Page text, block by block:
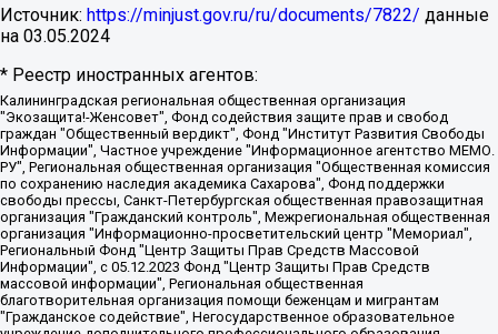
Источник: https://minjust.gov.ru/ru/documents/7822/ данные
на 03.05.2024
* Реестр иностранных агентов:
Калининградская региональная общественная организация "Экозащита!-Женсовет", Фонд содействия защите прав и свобод граждан "Общественный вердикт", Фонд "Институт Развития Свободы Информации", Частное учреждение "Информационное агентство МЕМО. РУ", Региональная общественная организация "Общественная комиссия по сохранению наследия академика Сахарова", Фонд поддержки свободы прессы, Санкт-Петербургская общественная правозащитная организация "Гражданский контроль", Межрегиональная общественная организация "Информационно-просветительский центр "Мемориал", Региональный Фонд "Центр Защиты Прав Средств Массовой Информации", с 05.12.2023 Фонд "Центр Защиты Прав Средств массовой информации", Региональная общественная благотворительная организация помощи беженцам и мигрантам "Гражданское содействие", Негосударственное образовательное учреждение дополнительного профессионального образования (повышение квалификации) специалистов "АКАДЕМИЯ ПО ПРАВАМ ЧЕЛОВЕКА", Свердловская региональная общественная организация "Сутяжник", Автономная некоммерческая организация "Центр независимых социологических исследований", Союз общественных объединений "Российский исследовательский центр по правам человека", Региональное общественное учреждение научно-информационный центр "МЕМОРИАЛ", Некоммерческая организация "Фонд защиты гласности", Автономная некоммерческая организация "Институт прав человека", Городская общественная организация "Екатеринбургское общество "МЕМОРИАЛ", Городская общественная организация "Рязанское историко-просветительское и правозащитное общество "Мемориал" (Рязанский Мемориал), Челябинский региональный орган общественной самодеятельности – женское общественное объединение "Женщины Евразии", Челябинский региональный орган общественной самодеятельности "Уральская правозащитная группа", Фонд содействия защите здоровья и социальной справедливости имени Андрея Рылькова, Автономная Некоммерческая Организация "Аналитический Центр Юрия Левады", Автономная некоммерческая организация социальной поддержки населения "Проект Апрель", Региональная общественная организация помощи женщинам и детям, находящимся в кризисной ситуации "Информационно-методический центр "Анна", Фонд содействия развитию массовых коммуникаций и правовому просвещению "Так-так-Так", Фонд содействия устойчивому развитию "Серебряная тайга", Свердловский региональный общественный фонд социальных проектов "Новое время", "Idel.Реалии", Кавказ.Реалии, Крым.Реалии, Телеканал Настоящее Время, Татаро-башкирская служба Радио Свобода (Azatliq Radiosi), Радио Свободная Европа/Радио Свобода (PCE/PC), "Сибирь.Реалии", "Фактограф", Благотворительный фонд помощи осужденным и их семьям, Автономная некоммерческая организация "Институт глобализации и социальных движений", Фонд "В защиту прав заключенных", Частное учреждение "Центр поддержки и содействия развитию средств массовой информации", Пензенский региональный общественный благотворительный фонд "Гражданский союз", "Север.Реалии", Некоммерческая организация Фонд "Правовая инициатива", Общество с ограниченной ответственностью "Радио Свободная Европа/Радио Свобода", Чешское информационное агентство "MEDIUM-ORIENT", Красноярская региональная общественная организация "Мы против СПИДа", Камалягин Денис Николаевич, Маркелов Сергей Евгеньевич, Пономарев Лев Александрович, Савицкая Людмила Алексеевна, Автономная некоммерческая организация "Центр по работе с проблемой насилия "НАСИЛИЮ.НЕТ", Межрегиональный профессиональный союз работников здравоохранения "Альянс врачей", Юридическое лицо, зарегистрированное в Латвийской Республике, SIA "Medusa Project" (регистрационный номер 40103797863, дата регистрации 10.06.2014), Некоммерческая организация "Фонд по борьбе с коррупцией", Автономная некоммерческая организация "Институт права и публичной политики", Баданин Роман Сергеевич, Гликин Максим Александрович, Железнова Мария Михайловна, Лукьянова Юлия Сергеевна, Маетная Елизавета Витальевна, Маняхин Петр Борисович, Чуракова Ольга Владимировна, Ярош Юлия Петровна, Юридическое лицо "The Insider SIA", зарегистрированное в Риге, Латвийская Республика (дата регистрации 26.06.2015), являющееся администратором доменного имени интернет-издания "The Insider SIA", https://theins.ru, Постернак Алексей Евгеньевич, Рубин Михаил Аркадьевич, Анин Роман Александрович, Юридическое лицо Istories fonds, зарегистрированное в Латвийской Республике (регистрационный номер 50008295751, дата регистрации 24.02.2020), Великовский Дмитрий Александрович, Долинина Ирина Николаевна, Мароховская Алеся Алексеевна, Шлейнов Роман Юрьевич, Шмагун Олеся Валентиновна, Общество с ограниченной ответственностью "Альтаир 2021", Общество с ограниченной ответственностью "Вега 2021", Общество с ограниченной ответственностью "Главный редактор 2021", Общество с ограниченной ответственностью "Ромашки монолит", Важенков Артем Валерьевич, Ивановская областная общественная организация "Центр гендерных исследований", Гурман Юрий Альбертович, Медиапроект "ОВД-Инфо", Егоров Владимир Владимирович, Жилинский Владимир Александрович, Общество с ограниченной ответственностью "ЗП", Иванова София Юрьевна, Карезина Инна Павловна, Кильтау Екатерина Викторовна, Петров Алексей Викторович, Пискунов Сергей Евгеньевич, Смирнов Сергей Сергеевич, Тихонов Михаил Сергеевич, Общество с ограниченной ответственностью "ЖУРНАЛИСТ-ИНОСТРАННЫЙ АГЕНТ", Арапова Галина Юрьевна, Вольтская Татьяна Анатольевна, Американская компания "Mason G.E.S. Anonymous Foundation" (США), являющаяся владельцем интернет-издания https://mnews.world/, Компания "Stichting Bellingcat", зарегистрированная в Нидерландах (дата регистрации 11.07.2018), Захаров Андрей Вячеславович, Клепиковская Екатерина Дмитриевна, Общество с ограниченной ответственностью "МЕМО", Перл Роман Александрович, Симонов Евгений Алексеевич, Соловьева Елена Анатольевна, Сотников Даниил Владимирович, Сурначева Елизавета Дмитриевна, Автономная некоммерческая организация по защите прав человека и информированию населения "Якутия – Наше Мнение", Общество с ограниченной ответственностью "Москоу диджитал медиа", с 26.01.2023 Общество с ограниченной ответственностью "Чайка Белые сады", Ветошкина Валерия Валерьевна, Заговора Максим Александрович, Межрегиональное общественное движение "Российская ЛГБТ - сеть", Оленичев Максим Владимирович, Павлов Иван Юрьевич, Скворцова Елена Сергеевна, Общество с ограниченной ответственностью "Как бы инагент", Кочетков Игорь Викторович, Общество с ограниченной ответственностью "Честные выборы", Еланчик Олег Александрович, Общество с ограниченной ответственностью "Нобелевский призыв", Гималова Регина Эмилевна, Григорьев Андрей Валерьевич, Григорьева Алина Александровна, Ассоциация по содействию защите прав призывников, альтернативнослужащих и военнослужащих "Правозащитная группа "Гражданин.Армия.Право", Хисамова Регина Фаритовна, Автономная некоммерческая организация по реализации социально-правовых программ "Лилит", Дальневосточное общественное движение "Маяк", Санкт-Петербургская ЛГБТ-инициативная группа "Выход", Инициативная группа ЛГБТ+ "Реверс", Алексеев Андрей Викторович, Бекбулатова Таисия Львовна, Беляев Иван Михайлович, Владыкина Елена Сергеевна, Гельман Марат Александрович, Никульшина Вероника Юрьевна, Толоконникова Надежда Андреевна, Шендерович Виктор Анатольевич, Общество с ограниченной ответственностью "Данное сообщение", Общество с ограниченной ответственностью Издательский дом "Новая глава", Айнбиндер Александра Александровна, Московский комьюнити-центр для ЛГБТ+инициатив, Благотворительный фонд развития филантропии, Deutsche Welle (Германия, Kurt-Schumacher-Strasse 3, 53113 Bonn), Борзунова Мария Михайловна, Воробьев Виктор Викторович, Голубева Анна Львовна, Константинова Алла Михайловна, Малкова Ирина Владимировна, Мурадов Мурад Абдулгалимович, Осетинская Елизавета Николаевна, Понасенков Евгений Николаевич, Ганапольский Матвей Юрьевич, Киселев Евгений Алексеевич, Борухович Ирина Григорьевна, Дремин Иван Тимофеевич, Дубровский Дмитрий Викторович, Красноярская региональная общественная организация поддержки и развития альтернативных образовательных технологий и межкультурных коммуникаций "ИНТЕРРА", Маяковская Екатерина Алексеевна, Фейгин Марк Захарович, Филимонов Андрей Викторович, Дзугкоева Регина Николаевна, Доброхотов Роман Александрович, Дудь Юрий Александрович, Елкин Сергей Владимирович, Кругликов Кирилл Игоревич, Сабунаева Мария Леонидовна, Семенов Алексей Владимирович, Шаинян Карен Багратович, Шульман Екатерина Михайловна, Асафьев Артур Валерьевич, Вахштайн Виктор Семенович, Венедиктов Алексей Алексеевич, Лушникова Екатерина Евгеньевна, Волков Леонид Михайлович, Невзоров Александр Глебович, Пархоменко Сергей Борисович, Сироткин Ярослав Николаевич, Кара-Мурза Владимир Владимирович, Баранова Наталья Владимировна, Гозман Леонид Яковлевич, Кагарлицкий Борис Юльевич, Климарев Михаил Валерьевич, Милов Владимир Станиславович, Автономная некоммерческая организация Краснодарский центр современного искусства "Типография", Моргенштерн Алишер Тагирович, Соболь Любовь Эдуардовна, Общество с ограниченной ответственностью "ЛИЗА НОРМ", Каспаров Гарри Кимович, Ходорковский Михаил Борисович, Общество с ограниченной ответственностью "Апрельские тезисы", Данилович Ирина Брониславовна, Кашин Олег Владимирович, Петров Николай Владимирович, Пивоваров Алексей Владимирович, Соколов Михаил Владимирович, Цветкова Юлия Владимировна, Чичваркин Евгений Александрович, Комитет против пыток/Команда против пыток, Общество с ограниченной ответственностью "Первый научный", Общество с ограниченной ответственностью "Вертолет и ко", Белоцерковская Вероника Борисовна, Кац Максим Евгеньевич, Лазарева Татьяна Юрьевна, Шаведдинов Руслан Табризович, Яшин Илья Валерьевич, Общество с ограниченной ответственностью "Иноагент ААВ", Алешковский Дмитрий Петрович, Альбац Евгения Марковна, Быков Дмитрий Львович, Галямина Юлия Евгеньевна, Лойко Сергей Леонидович, Мартынов Кирилл Константинович, Медведев Сергей Александрович, Крашенинников Федор Геннадиевич, Гордеева Катерина Вл